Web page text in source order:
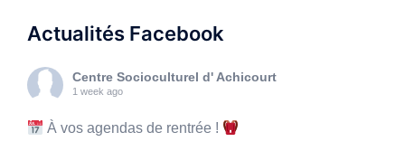
Actualités Facebook
Centre Socioculturel d' Achicourt
1 week ago
À vos agendas de rentrée !